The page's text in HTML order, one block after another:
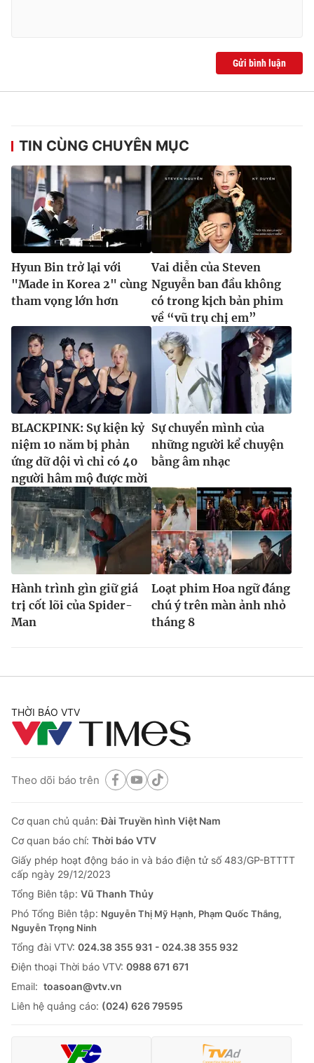
Gửi bình luận
TIN CÙNG CHUYÊN MỤC
Hyun Bin trở lại với
"Made in Korea 2" cùng
tham vọng lớn hơn
Vai diễn của Steven
Nguyễn ban đầu không
có trong kịch bản phim
về “vũ trụ chị em”
BLACKPINK: Sự kiện kỷ
niệm 10 năm bị phản
ứng dữ dội vì chỉ có 40
người hâm mộ được mời
Sự chuyển mình của
những người kể chuyện
bằng âm nhạc
Hành trình gìn giữ giá
trị cốt lõi của Spider-
Man
Loạt phim Hoa ngữ đáng
chú ý trên màn ảnh nhỏ
tháng 8
THỜI BÁO VTV
Theo dõi báo trên
Cơ quan chủ quản:Đài Truyền hình Việt Nam
Cơ quan báo chí: Thời báo VTV
Giấy phép hoạt động báo in và báo điện tử số 483/GP-BTTTT
cấp ngày 29/12/2023
Tổng Biên tập: Vũ Thanh Thủy
Phó Tổng Biên tập: Nguyễn Thị Mỹ Hạnh, Phạm Quốc Thắng,
Nguyễn Trọng Ninh
Tổng đài VTV: 024.38 355 931 - 024.38 355 932
Ðiện thoại Thời báo VTV: 0988 671 671
Email: toasoan@vtv.vn
Liên hệ quảng cáo: (024) 626 79595